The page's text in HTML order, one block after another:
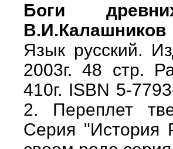
Боги
В.И.Калашников
Язык русский.
2003г. 48 стр.
410г. ISBN 5-
2. Переплет
Серия "История